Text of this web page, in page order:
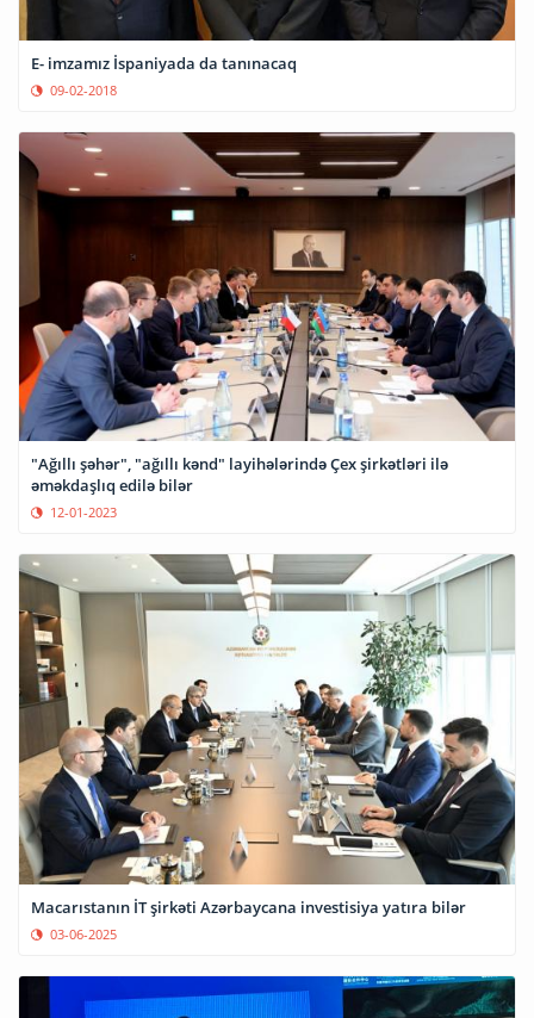
E- imzamız İspaniyada da tanınacaq
09-02-2018
"Ağıllı şəhər", "ağıllı kənd" layihələrində Çex şirkətləri ilə
əməkdaşlıq edilə bilər
12-01-2023
Macarıstanın İT şirkəti Azərbaycana investisiya yatıra bilər
03-06-2025